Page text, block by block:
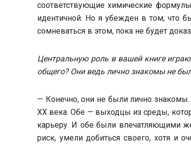
соответствующие химические
идентичной. Но я убежден в том, что
сомневаться в этом, пока не будет
Центральную роль в вашей книге
общего? Они ведь лично знакомы не
— Конечно, они не были лично
XX века. Обе — выходцы из среды,
карьеру. И обе были впечатляющими
риск, умели добиться своего, хотя и